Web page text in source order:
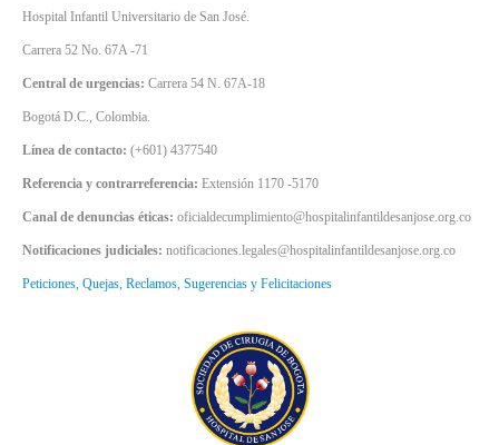
Hospital Infantil Universitario de San José.
Carrera 52 No. 67A -71
Central de urgencias: Carrera 54 N. 67A-18
Bogotá D.C., Colombia.
Línea de contacto: (+601) 4377540
Referencia y contrarreferencia: Extensión 1170 -5170
Canal de denuncias éticas: oficialdecumplimiento@hospitalinfantildesanjose.org.co
Notificaciones judiciales: notificaciones.legales@hospitalinfantildesanjose.org.co
Peticiones, Quejas, Reclamos, Sugerencias y Felicitaciones